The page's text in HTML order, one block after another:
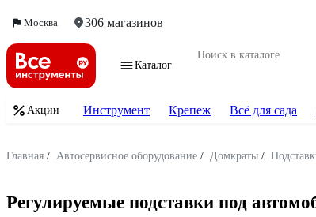
Москва 306 магазинов
Каталог
Акции Инструмент Крепеж Всё для сада
Главная / Автосервисное оборудование / Домкраты /
Регулируемые подставки под